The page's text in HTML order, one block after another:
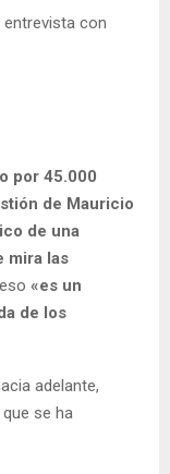
con
por 45.000
de Mauricio
de una
mira las
«es un
de los
adelante,
se ha